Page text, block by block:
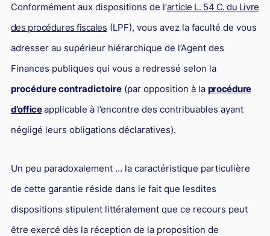
Conformément aux dispositions de l’article L. 54 C. du Livre
des procédures fiscales (LPF), vous avez la faculté de vous
adresser au supérieur hiérarchique de l’Agent des
Finances publiques qui vous a redressé selon la
procédure contradictoire(par opposition à la procédure
d’officeapplicable à l’encontre des contribuables ayant
négligé leurs obligations déclaratives).
Un peu paradoxalement … la caractéristique particulière
de cette garantie réside dans le fait que lesdites
dispositions stipulent littéralement que ce recours peut
être exercé dès la réception de la proposition de